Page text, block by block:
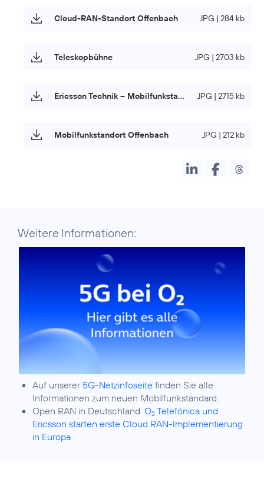
Cloud-RAN-Standort Offenbach JPG | 284 kb
Teleskopbühne JPG | 2703 kb
Ericsson Technik – Mobilfunkstandort O 2Telefónica
JPG | 2715 kb
Mobilfunkstandort Offenbach JPG | 212 kb
Weitere Informationen:
Auf unserer 5G-Netzinfoseite finden Sie alle
Informationen zum neuen Mobilfunkstandard.
Open RAN in Deutschland: O2 Telefónica und
Ericsson starten erste Cloud RAN-Implementierung
in Europa